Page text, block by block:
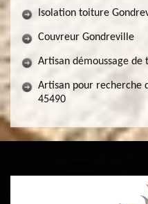
Isolation toiture
Couvreur Gondreville
Artisan démoussage
Artisan pour recherche
45490